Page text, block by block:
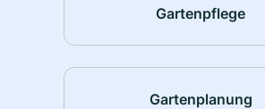
Gartenpflege
Gartenplanung